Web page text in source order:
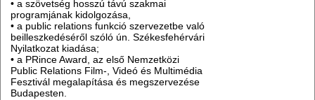
• a szövetség hosszú távú szakmai
programjának kidolgozása,
• a public relations funkció szervezetbe való
beilleszkedéséről szóló ún. Székesfehérvári
Nyilatkozat kiadása;
• a PRince Award, az első Nemzetközi
Public Relations Film-, Videó és Multimédia
Fesztivál megalapítása és megszervezése
Budapesten.